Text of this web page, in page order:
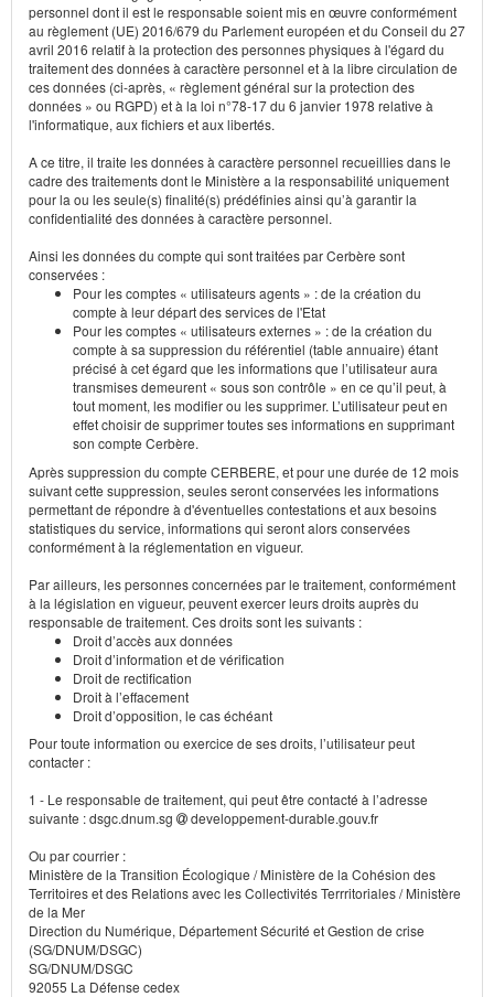
personnel dont il est le responsable soient mis en œuvre conformément
au règlement (UE) 2016/679 du Parlement européen et du Conseil du 27
avril 2016 relatif à la protection des personnes physiques à l'égard du
traitement des données à caractère personnel et à la libre circulation de
ces données (ci-après, « règlement général sur la protection des
données » ou RGPD) et à la loi n°78-17 du 6 janvier 1978 relative à
l'informatique, aux fichiers et aux libertés.
A ce titre, il traite les données à caractère personnel recueillies dans le
cadre des traitements dont le Ministère a la responsabilité uniquement
pour la ou les seule(s) finalité(s) prédéfinies ainsi qu’à garantir la
confidentialité des données à caractère personnel.
Ainsi les données du compte qui sont traitées par Cerbère sont
conservées :
Pour les comptes « utilisateurs agents » : de la création du
compte à leur départ des services de l'Etat
Pour les comptes « utilisateurs externes » : de la création du
compte à sa suppression du référentiel (table annuaire) étant
précisé à cet égard que les informations que l’utilisateur aura
transmises demeurent « sous son contrôle » en ce qu’il peut, à
tout moment, les modifier ou les supprimer. L’utilisateur peut en
effet choisir de supprimer toutes ses informations en supprimant
son compte Cerbère.
Après suppression du compte CERBERE, et pour une durée de 12 mois
suivant cette suppression, seules seront conservées les informations
permettant de répondre à d'éventuelles contestations et aux besoins
statistiques du service, informations qui seront alors conservées
conformément à la réglementation en vigueur.
Par ailleurs, les personnes concernées par le traitement, conformément
à la législation en vigueur, peuvent exercer leurs droits auprès du
responsable de traitement. Ces droits sont les suivants :
Droit d’accès aux données
Droit d’information et de vérification
Droit de rectification
Droit à l’effacement
Droit d’opposition, le cas échéant
Pour toute information ou exercice de ses droits, l’utilisateur peut
contacter :
1 - Le responsable de traitement, qui peut être contacté à l’adresse
suivante : dsgc.dnum.sg
developpement-durable.gouv.fr
Ou par courrier :
Ministère de la Transition Écologique / Ministère de la Cohésion des
Territoires et des Relations avec les Collectivités Terrritoriales / Ministère
de la Mer
Direction du Numérique, Département Sécurité et Gestion de crise
(SG/DNUM/DSGC)
SG/DNUM/DSGC
92055 La Défense cedex